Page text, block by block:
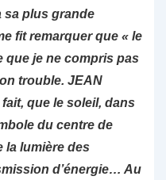
sa plus grande
fit remarquer que « le
que je ne compris pas
trouble. JEAN
que le soleil, dans
du centre de
la lumière des
d’énergie… Au